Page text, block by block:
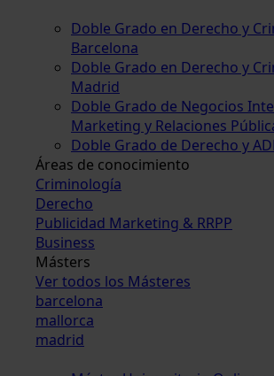
Doble Grado en Derecho y
Barcelona
Doble Grado en Derecho y
Madrid
Doble Grado de Negocios
Marketing y Relaciones
Doble Grado de Derecho y
Áreas de conocimiento
Criminología
Derecho
Publicidad Marketing & RRPP
Business
Másters
Ver todos los Másteres
barcelona
mallorca
madrid